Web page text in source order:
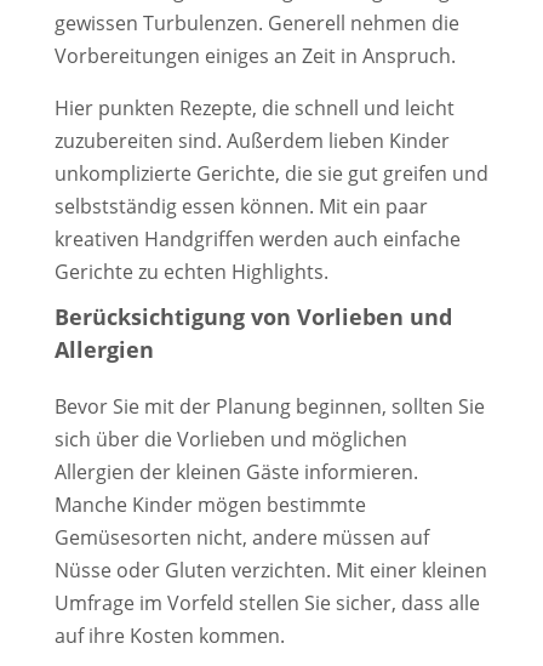
gewissen Turbulenzen. Generell nehmen die
Vorbereitungen einiges an Zeit in Anspruch.
Hier punkten Rezepte, die schnell und leicht
zuzubereiten sind. Außerdem lieben Kinder
unkomplizierte Gerichte, die sie gut greifen und
selbstständig essen können. Mit ein paar
kreativen Handgriffen werden auch einfache
Gerichte zu echten Highlights.
Berücksichtigung von Vorlieben und
Allergien
Bevor Sie mit der Planung beginnen, sollten Sie
sich über die Vorlieben und möglichen
Allergien der kleinen Gäste informieren.
Manche Kinder mögen bestimmte
Gemüsesorten nicht, andere müssen auf
Nüsse oder Gluten verzichten. Mit einer kleinen
Umfrage im Vorfeld stellen Sie sicher, dass alle
auf ihre Kosten kommen.